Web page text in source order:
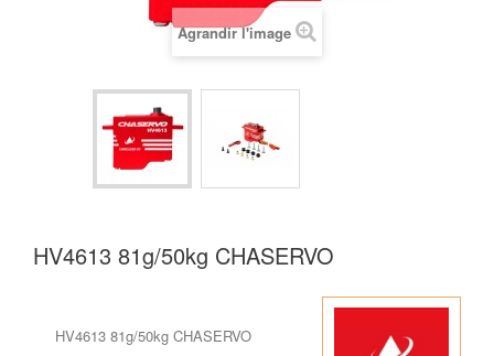
Agrandir l'image
HV4613 81g/50kg CHASERVO
HV4613 81g/50kg CHASERVO